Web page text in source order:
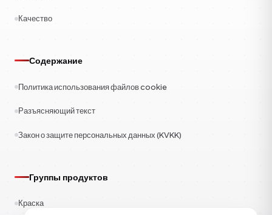
Качество
Содержание
Политика использования файлов cookie
Разъясняющий текст
Закон о защите персональных данных (KVKK)
Группы продуктов
Краска